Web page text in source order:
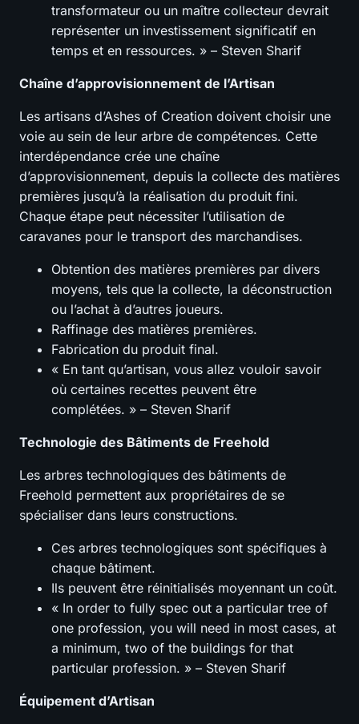
transformateur ou un maître collecteur devrait
représenter un investissement significatif en
temps et en ressources. » – Steven Sharif
Chaîne d’approvisionnement de l’Artisan
Les artisans d’Ashes of Creation doivent choisir une
voie au sein de leur arbre de compétences. Cette
interdépendance crée une chaîne
d’approvisionnement, depuis la collecte des matières
premières jusqu’à la réalisation du produit fini.
Chaque étape peut nécessiter l’utilisation de
caravanes pour le transport des marchandises.
Obtention des matières premières par divers
moyens, tels que la collecte, la déconstruction
ou l’achat à d’autres joueurs.
Raffinage des matières premières.
Fabrication du produit final.
« En tant qu’artisan, vous allez vouloir savoir
où certaines recettes peuvent être
complétées. » – Steven Sharif
Technologie des Bâtiments de Freehold
Les arbres technologiques des bâtiments de
Freehold permettent aux propriétaires de se
spécialiser dans leurs constructions.
Ces arbres technologiques sont spécifiques à
chaque bâtiment.
Ils peuvent être réinitialisés moyennant un coût.
« In order to fully spec out a particular tree of
one profession, you will need in most cases, at
a minimum, two of the buildings for that
particular profession. » – Steven Sharif
Équipement d’Artisan